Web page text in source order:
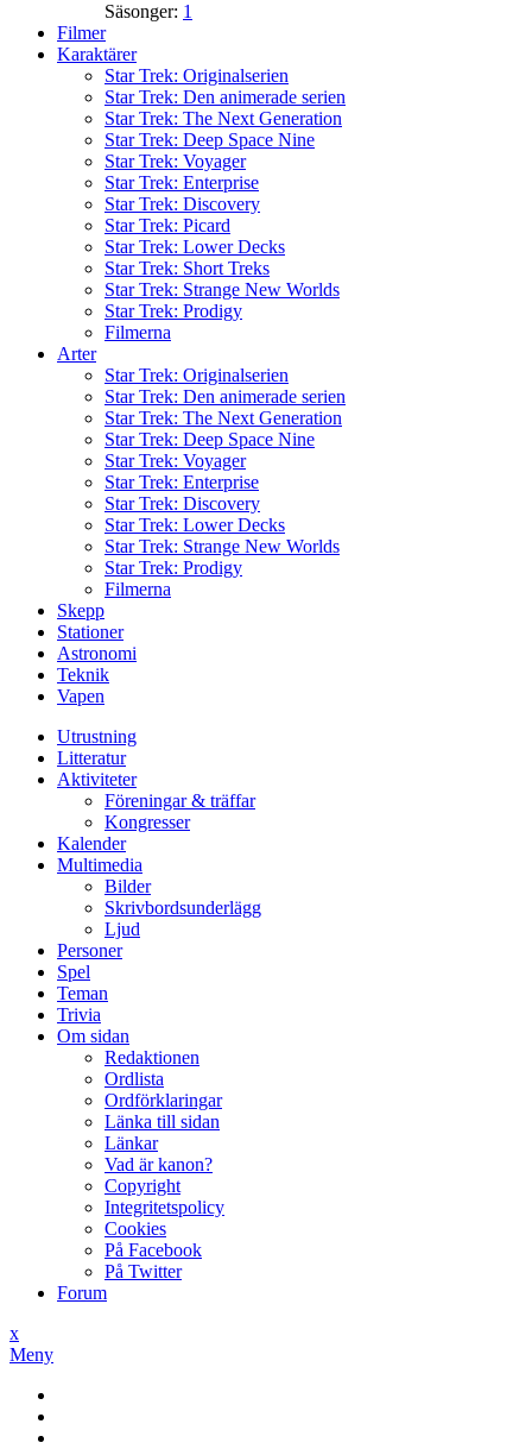
Säsonger: 1
Filmer
Karaktärer
Star Trek: Originalserien
Star Trek: Den animerade serien
Star Trek: The Next Generation
Star Trek: Deep Space Nine
Star Trek: Voyager
Star Trek: Enterprise
Star Trek: Discovery
Star Trek: Picard
Star Trek: Lower Decks
Star Trek: Short Treks
Star Trek: Strange New Worlds
Star Trek: Prodigy
Filmerna
Arter
Star Trek: Originalserien
Star Trek: Den animerade serien
Star Trek: The Next Generation
Star Trek: Deep Space Nine
Star Trek: Voyager
Star Trek: Enterprise
Star Trek: Discovery
Star Trek: Lower Decks
Star Trek: Strange New Worlds
Star Trek: Prodigy
Filmerna
Skepp
Stationer
Astronomi
Teknik
Vapen
Utrustning
Litteratur
Aktiviteter
Föreningar & träffar
Kongresser
Kalender
Multimedia
Bilder
Skrivbordsunderlägg
Ljud
Personer
Spel
Teman
Trivia
Om sidan
Redaktionen
Ordlista
Ordförklaringar
Länka till sidan
Länkar
Vad är kanon?
Copyright
Integritetspolicy
Cookies
På Facebook
På Twitter
Forum
x
Meny